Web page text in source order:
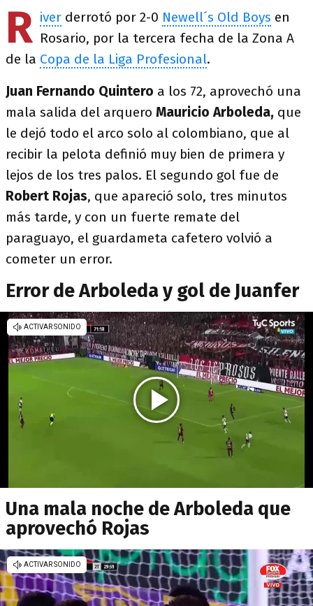
R iver derrotó por 2-0 Newell´s Old Boys en
Rosario, por la tercera fecha de la Zona A
de la Copa de la Liga Profesional.
Juan Fernando Quintero a los 72, aprovechó una
mala salida del arquero Mauricio Arboleda, que
le dejó todo el arco solo al colombiano, que al
recibir la pelota definió muy bien de primera y
lejos de los tres palos. El segundo gol fue de
Robert Rojas, que apareció solo, tres minutos
más tarde, y con un fuerte remate del
paraguayo, el guardameta cafetero volvió a
cometer un error.
Error de Arboleda y gol de Juanfer
Una mala noche de Arboleda que
aprovechó Rojas